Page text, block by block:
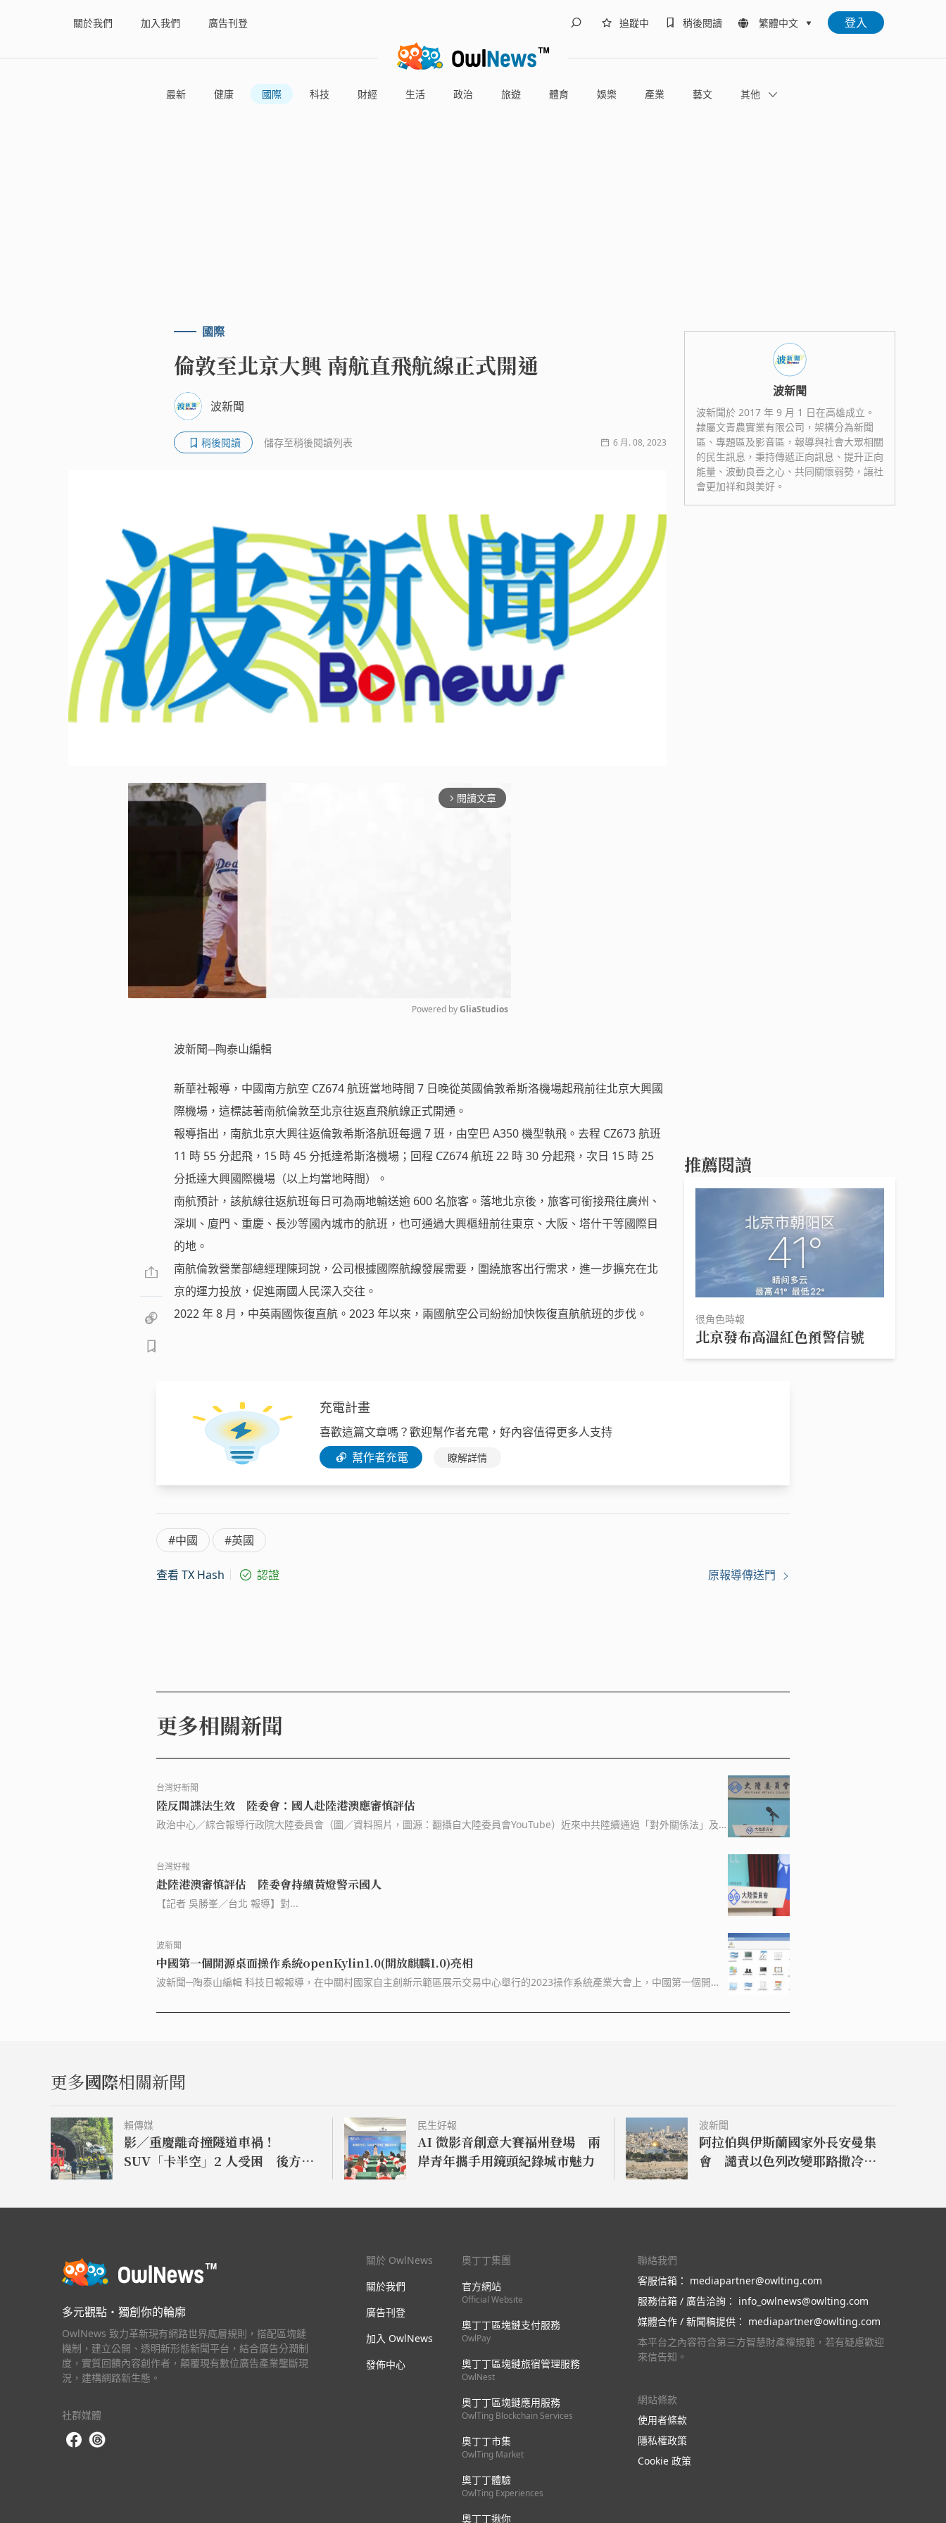
關於我們 加入我們 廣告刊登 追蹤中 稍後閱讀 繁體中文 登入
最新 健康 國際 科技 財經 生活 政治 旅遊 體育 娛樂 產業 藝文 其他
國際
倫敦至北京大興 南航直飛航線正式開通
波新聞
稍後閱讀 儲存至稍後閱讀列表 6 月. 08, 2023
arrow_forward_ios 閱讀文章
Powered by GliaStudios
波新聞─陶泰山編輯
新華社報導，中國南方航空 CZ674 航班當地時間 7 日晚從英國倫敦希斯洛機場起飛前往北京大興國
際機場，這標誌著南航倫敦至北京往返直飛航線正式開通。
報導指出，南航北京大興往返倫敦希斯洛航班每週 7 班，由空巴 A350 機型執飛。去程 CZ673 航班
11 時 55 分起飛，15 時 45 分抵達希斯洛機場；回程 CZ674 航班 22 時 30 分起飛，次日 15 時 25
分抵達大興國際機場（以上均當地時間）。
南航預計，該航線往返航班每日可為兩地輸送逾 600 名旅客。落地北京後，旅客可銜接飛往廣州、
深圳、廈門、重慶、長沙等國內城市的航班，也可通過大興樞紐前往東京、大阪、塔什干等國際目
的地。
南航倫敦營業部總經理陳珂說，公司根據國際航線發展需要，圍繞旅客出行需求，進一步擴充在北
京的運力投放，促進兩國人民深入交往。
2022 年 8 月，中英兩國恢復直航。2023 年以來，兩國航空公司紛紛加快恢復直航航班的步伐。
波新聞
波新聞於 2017 年 9 月 1 日在高雄成立。
隷屬文青農實業有限公司，架構分為新聞
區、專題區及影音區，報導與社會大眾相關
的民生訊息，秉持傳遞正向訊息、提升正向
能量、波動良善之心、共同關懷弱勢，讓社
會更加祥和與美好。
推薦閱讀
很角色時報
北京發布高溫紅色預警信號
充電計畫
喜歡這篇文章嗎？歡迎幫作者充電，好內容值得更多人支持
幫作者充電
瞭解詳情
#中國 #英國
查看 TX Hash 認證 原報導傳送門
更多相關新聞
台灣好新聞
陸反間諜法生效 陸委會：國人赴陸港澳應審慎評估
政治中心／綜合報導行政院大陸委員會（圖／資料照片，圖源：翻攝自大陸委員會YouTube）近來中共陸續通過「對外關係法」及
台灣好報
赴陸港澳審慎評估 陸委會持續黃燈警示國人
【記者 吳勝峯／台北 報導】對...
波新聞
中國第一個開源桌面操作系統openKylin1.0(開放麒麟1.0)亮相
波新聞─陶泰山編輯 科技日報報導，在中關村國家自主創新示範區展示交易中心舉行的2023操作系統產業大會上，中國第一個開源
統發行版社區的依賴，填補長期以來在桌面操作系統社區領域的空白。 大會現場發布的中國基礎軟件行業調研報告指出，2022年中
定性、圖像顯示及安全等方面的先進性和領先性，未來將擺脫現有桌面系統關鍵技術長期依賴國外的現狀，所有用戶都可基於
更多國際相關新聞
賴傳媒
影／重慶離奇撞隧道車禍！
SUV「卡半空」2 人受困 後方行
民生好報
AI 微影音創意大賽福州登場 兩
岸青年攜手用鏡頭紀錄城市魅力
波新聞
阿拉伯與伊斯蘭國家外長安曼集
會 譴責以色列改變耶路撒冷現
多元觀點・獨創你的輪廓
OwlNews 致力革新現有網路世界底層規則，搭配區塊鏈
機制，建立公開、透明新形態新聞平台，結合廣告分潤制
度，實質回饋內容創作者，顛覆現有數位廣告產業壟斷現
況，建構網路新生態。
社群媒體
關於 OwlNews
關於我們
廣告刊登
加入 OwlNews
發佈中心
奧丁丁集團
官方網站
Official Website
奧丁丁區塊鏈支付服務
OwlPay
奧丁丁區塊鏈旅宿管理服務
OwlNest
奧丁丁區塊鏈應用服務
OwlTing Blockchain Services
奧丁丁市集
OwlTing Market
奧丁丁體驗
OwlTing Experiences
奧丁丁揪你
聯絡我們
客服信箱： mediapartner@owlting.com
服務信箱 / 廣告洽詢： info_owlnews@owlting.com
媒體合作 / 新聞稿提供： mediapartner@owlting.com
本平台之內容符合第三方智慧財產權規範，若有疑慮歡迎
來信告知。
網站條款
使用者條款
隱私權政策
Cookie 政策